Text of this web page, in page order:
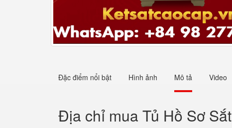
Đặc điểm nổi bật Hình ảnh Mô tả Video
Địa chỉ mua Tủ Hồ Sơ Sắt